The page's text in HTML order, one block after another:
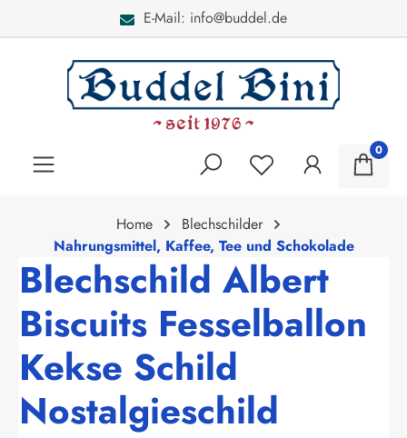
E-Mail: info@buddel.de
0
Home
Blechschilder
Nahrungsmittel, Kaffee, Tee und Schokolade
Blechschild Albert
Biscuits Fesselballon
Kekse Schild
Nostalgieschild